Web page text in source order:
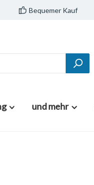
Bequemer Kauf
und mehr